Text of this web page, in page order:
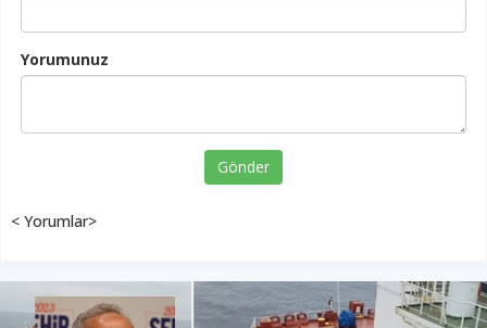
Yorumunuz
Gönder
< Yorumlar>